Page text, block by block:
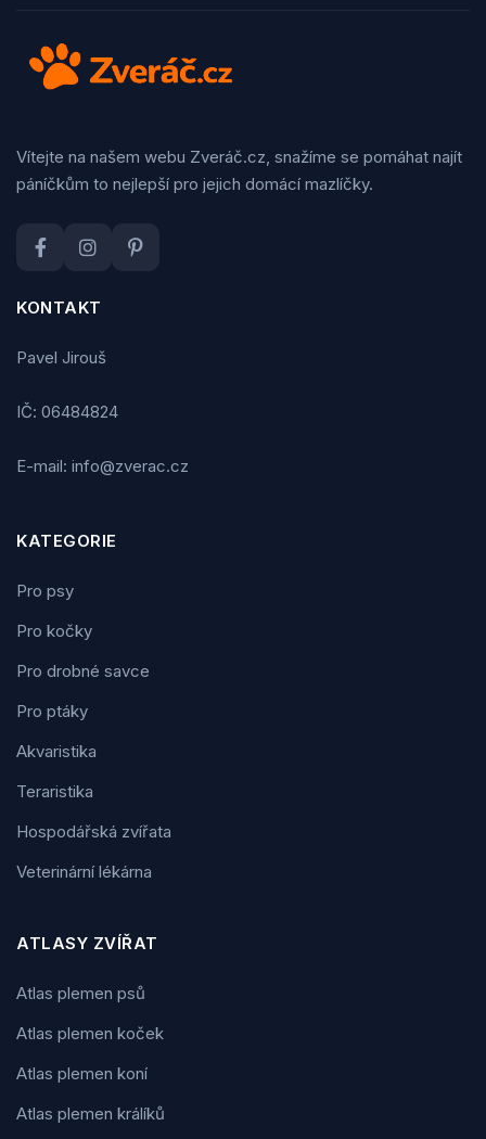
Vítejte na našem webu Zveráč.cz, snažíme se pomáhat najít
páníčkům to nejlepší pro jejich domácí mazlíčky.
KONTAKT
Pavel Jirouš
IČ: 06484824
E-mail: info@zverac.cz
KATEGORIE
Pro psy
Pro kočky
Pro drobné savce
Pro ptáky
Akvaristika
Teraristika
Hospodářská zvířata
Veterinární lékárna
ATLASY ZVÍŘAT
Atlas plemen psů
Atlas plemen koček
Atlas plemen koní
Atlas plemen králíků